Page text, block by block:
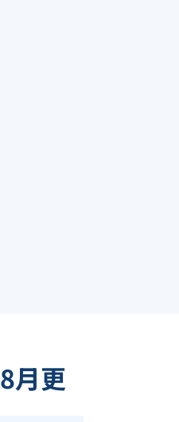
8月更